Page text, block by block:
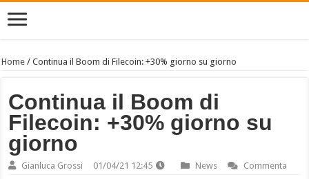
Home /Continua il Boom di Filecoin: +30% giorno su giorno
Continua il Boom di
Filecoin: +30% giorno su
giorno
Gianluca Grossi 01/04/21 12:45 News Commenta